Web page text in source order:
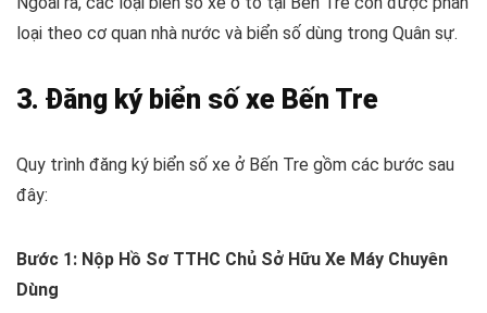
loại theo cơ quan nhà nước và biển số dùng trong Quân sự.
3. Đăng ký biển số xe Bến Tre
Quy trình đăng ký biển số xe ở Bến Tre gồm các bước sau
đây:
Bước 1: Nộp Hồ Sơ TTHC Chủ Sở Hữu Xe Máy Chuyên
Dùng